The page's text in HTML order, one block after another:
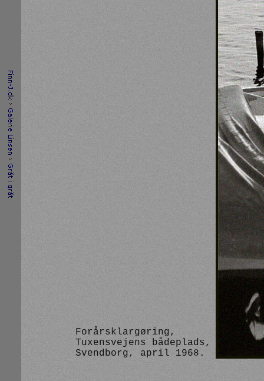
Forårsklargøring,
Tuxensvejens bådeplads,
Svendborg, april 1968.